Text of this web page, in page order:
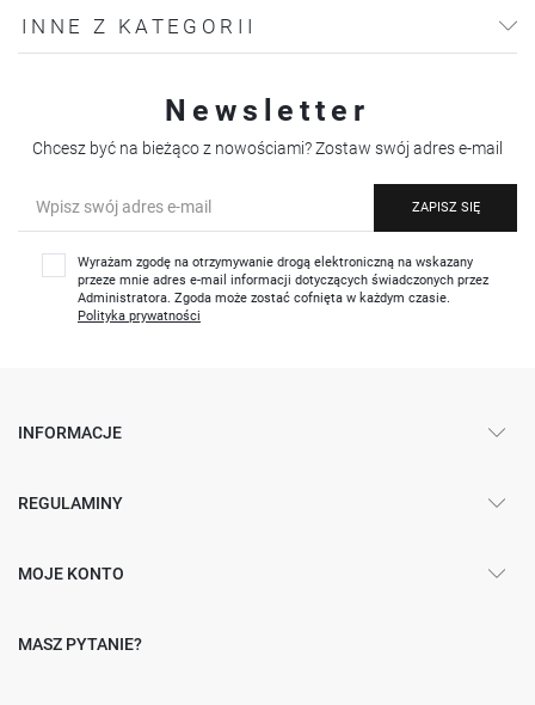
INNE Z KATEGORII
Newsletter
Chcesz być na bieżąco z nowościami? Zostaw swój adres e-mail
ZAPISZ SIĘ
Wyrażam zgodę na otrzymywanie drogą elektroniczną na wskazany
przeze mnie adres e-mail informacji dotyczących świadczonych przez
Administratora. Zgoda może zostać cofnięta w każdym czasie.
Polityka prywatności
INFORMACJE
REGULAMINY
MOJE KONTO
MASZ PYTANIE?